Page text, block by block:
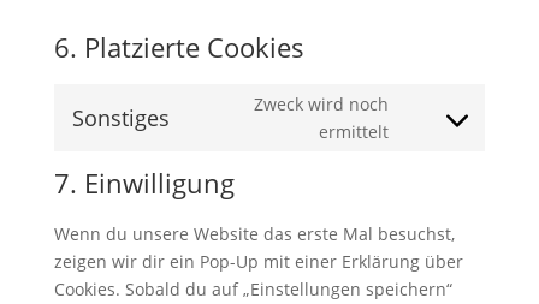
6. Platzierte Cookies
Sonstiges
Zweck wird noch
ermittelt
Consent
7. Einwilligung
Wenn du unsere Website das erste Mal besuchst,
zeigen wir dir ein Pop-Up mit einer Erklärung über
Cookies. Sobald du auf „Einstellungen speichern“